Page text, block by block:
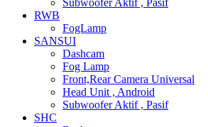
Subwoofer Aktif , Pasif
RWB
FogLamp
SANSUI
Dashcam
Fog Lamp
Front,Rear Camera Universal
Head Unit , Android
Subwoofer Aktif , Pasif
SHC